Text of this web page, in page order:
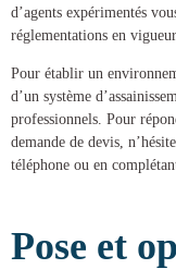
d’agents expérimentés
réglementations en vigueur.
Pour établir un
d’un système
professionnels. Pour
demande de devis,
téléphone ou en
Pose et